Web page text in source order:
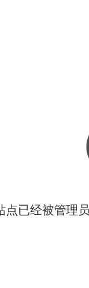
点已经被管理